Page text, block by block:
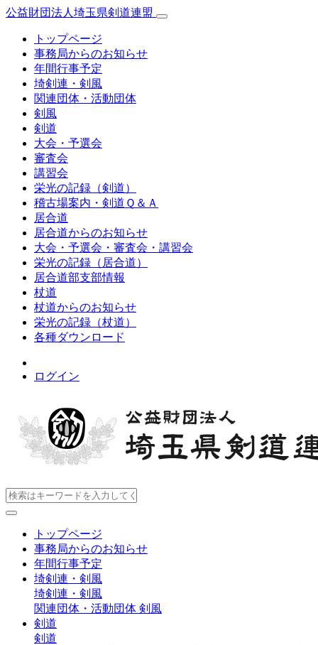
公益財団法人埼玉県剣道連盟
トップページ
事務局からのお知らせ
年間行事予定
埼剣連・剣風
関連団体・活動団体
剣風
剣道
大会・予選会
審査会
講習会
栄光の記録（剣道）
稽古場案内・剣道Ｑ＆Ａ
居合道
居合道からのお知らせ
大会・予選会・審査会・講習会
栄光の記録（居合道）
居合道部支部情報
杖道
杖道からのお知らせ
栄光の記録（杖道）
各種ダウンロード
ログイン
トップページ
事務局からのお知らせ
年間行事予定
埼剣連・剣風
埼剣連・剣風
関連団体・活動団体 剣風
剣道
剣道